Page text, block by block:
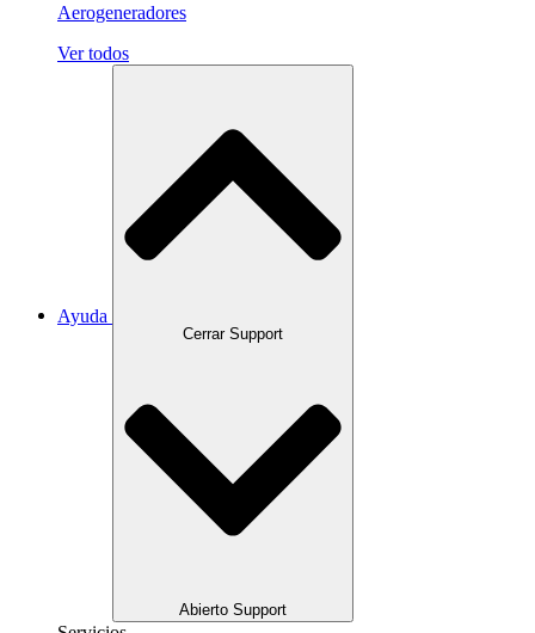
Aerogeneradores
Ver todos
Ayuda
Cerrar Support
Abierto Support